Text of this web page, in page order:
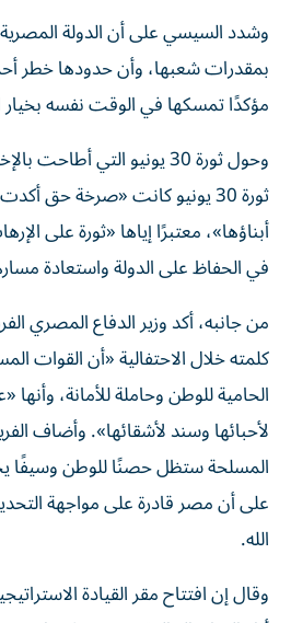
وشدد السيسي على أن الدولة
بمقدرات شعبها، وأن حدودها خطر
مؤكدًا تمسكها في الوقت نفسه بخيار
وحول ثورة 30 يونيو التي
ثورة 30 يونيو كانت «صرخة حق
أبناؤها»، معتبرًا إياها «ثورة على
في الحفاظ على الدولة واستعادة
من جانبه، أكد وزير الدفاع المصري
كلمته خلال الاحتفالية «أن القوات
الحامية للوطن وحاملة للأمانة،
لأحبائها وسند لأشقائها». وأضاف
المسلحة ستظل حصنًا للوطن وسيفًا
على أن مصر قادرة على مواجهة
الله.
وقال إن افتتاح مقر القيادة